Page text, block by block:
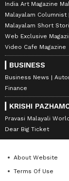
India Art Magazine
Malayalam Columnist
Malayalam Short
Web Exclusive
Video Cafe Magazine
BUSINESS
Business News
Finance
KRISHI
Pravasi Malayali
Dear Big Ticket
About Website
Terms Of Use